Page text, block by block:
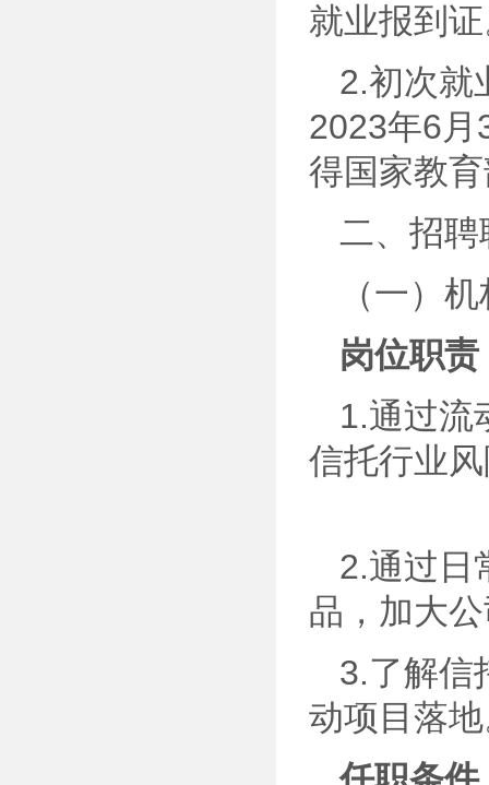
就业报到
2.初次就
2023年6月
得国家教
二、招聘
（一）
岗位职责
1.通过流
信托行业
2.通过日
品，
3.了解信
动项目落